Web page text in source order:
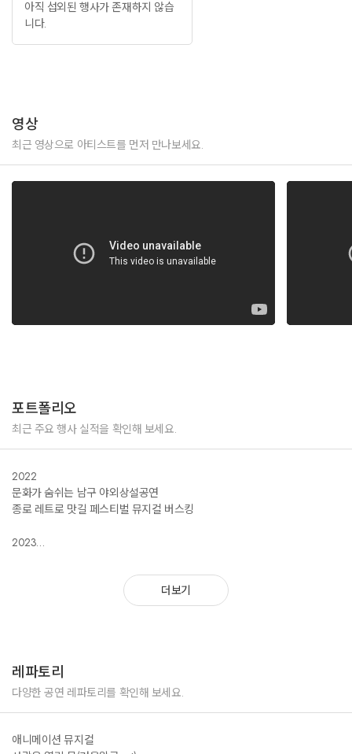
아직 섭외된 행사가 존재하지 않습
니다.
영상
최근 영상으로 아티스트를 먼저 만나보세요.
포트폴리오
최근 주요 행사 실적을 확인해 보세요.
2022
문화가 숨쉬는 남구 야외상설공연
종로 레트로 맛길 페스티벌 뮤지컬 버스킹
2023
제1회 동구 가요제 축하공연
제1회 동구 어린이날 큰잔치 공연
구미 삼성전자 어린이날 공연
대구 패션주얼리위크 축하공연
제10회 대구 수제화골목축제 축하공연
우리마을 예쁜치매쉼터 워크숍 축하공연
더보기
레파토리
다양한 공연 레파토리를 확인해 보세요.
애니메이션 뮤지컬